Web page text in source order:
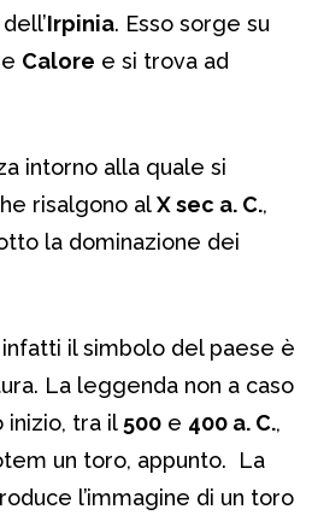
Irpinia. Esso sorge su
Calore e si trova ad
intorno alla quale si
risalgono alX sec a. C.,
la dominazione dei
infatti il simbolo del paese è
La leggenda non a caso
inizio, tra il 500 e 400 a. C.,
un toro, appunto. La
l’immagine di un toro